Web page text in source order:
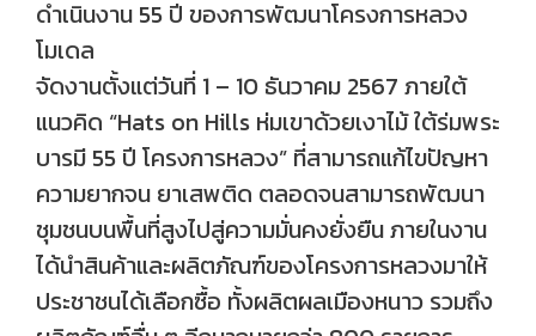
ดำเนินงาน 55 ปี ของการพัฒนาโครงการหลวง
โมเดล
จัดงานตั้งแต่วันที่ 1 – 10 ธันวาคม 2567 ภายใต้
แนวคิด “Hats on Hills ห่มเขาด้วยเงาไม้ ใต้ร่มพระ
บารมี 55 ปี โครงการหลวง” ที่สามารถแก้ไขปัญหา
ความยากจน ยาเสพติด ตลอดจนสามารถพัฒนา
ชุมชนบนพื้นที่สูงไปสู่ความมั่นคงยั่งยืน ภายในงาน
ได้นำสินค้าและผลิตภัณฑ์ของโครงการหลวงมาให้
ประชาชนได้เลือกซื้อ ทั้งผลิตผลเมืองหนาว รวมถึง